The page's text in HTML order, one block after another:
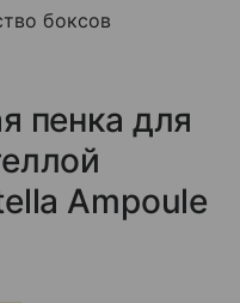
боксов
пенка для
Ampoule